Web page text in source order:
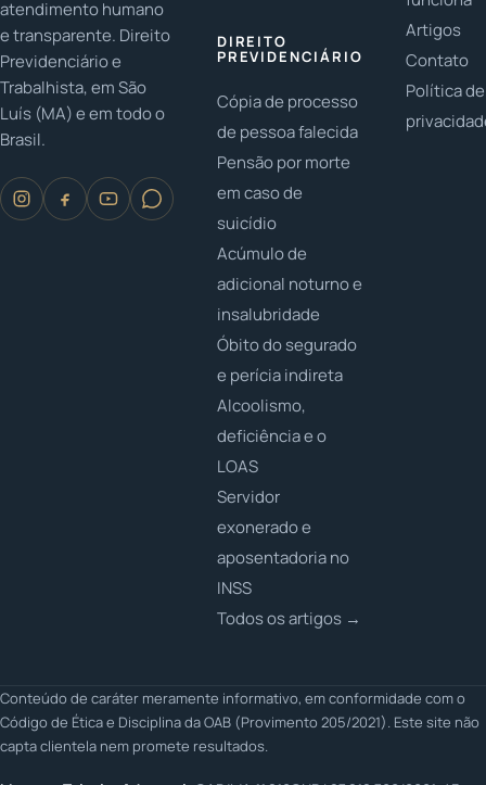
atendimento humano
e transparente. Direito
Previdenciário e
Trabalhista, em São
Luís (MA) e em todo o
Brasil.
DIREITO
PREVIDENCIÁRIO
Cópia de processo
de pessoa falecida
Pensão por morte
em caso de
suicídio
Acúmulo de
adicional noturno e
insalubridade
Óbito do segurado
e perícia indireta
Alcoolismo,
deficiência e o
LOAS
Servidor
exonerado e
aposentadoria no
INSS
Todos os artigos →
Artigos
Contato
Política de
Conteúdo de caráter meramente informativo, em conformidade com o
Código de Ética e Disciplina da OAB (Provimento 205/2021). Este site não
capta clientela nem promete resultados.